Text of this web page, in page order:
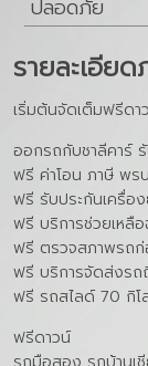
ปลอดภัย
รายละเอีย
เริ่มต้นจัดเต็มฟรีดา
ออกรถกับชาลีคาร์
ฟรี ค่าโอน ภาษี พร
ฟรี รับประกันเครื่อ
ฟรี บริการช่วยเหลื
ฟรี ตรวจสภาพรถก่
ฟรี บริการจัดส่งร
ฟรี รถสไลด์ 70 กิโ
ฟรีดาวน์